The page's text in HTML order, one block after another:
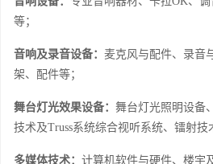
等；
音响及录音设备： 麦克风与配件、录音
架、配件等；
舞台灯光效果设备： 舞台灯光照明设备
技术及Truss系统综合视听系统、镭射技
多媒体技术： 计算机软件与硬件、楼宇